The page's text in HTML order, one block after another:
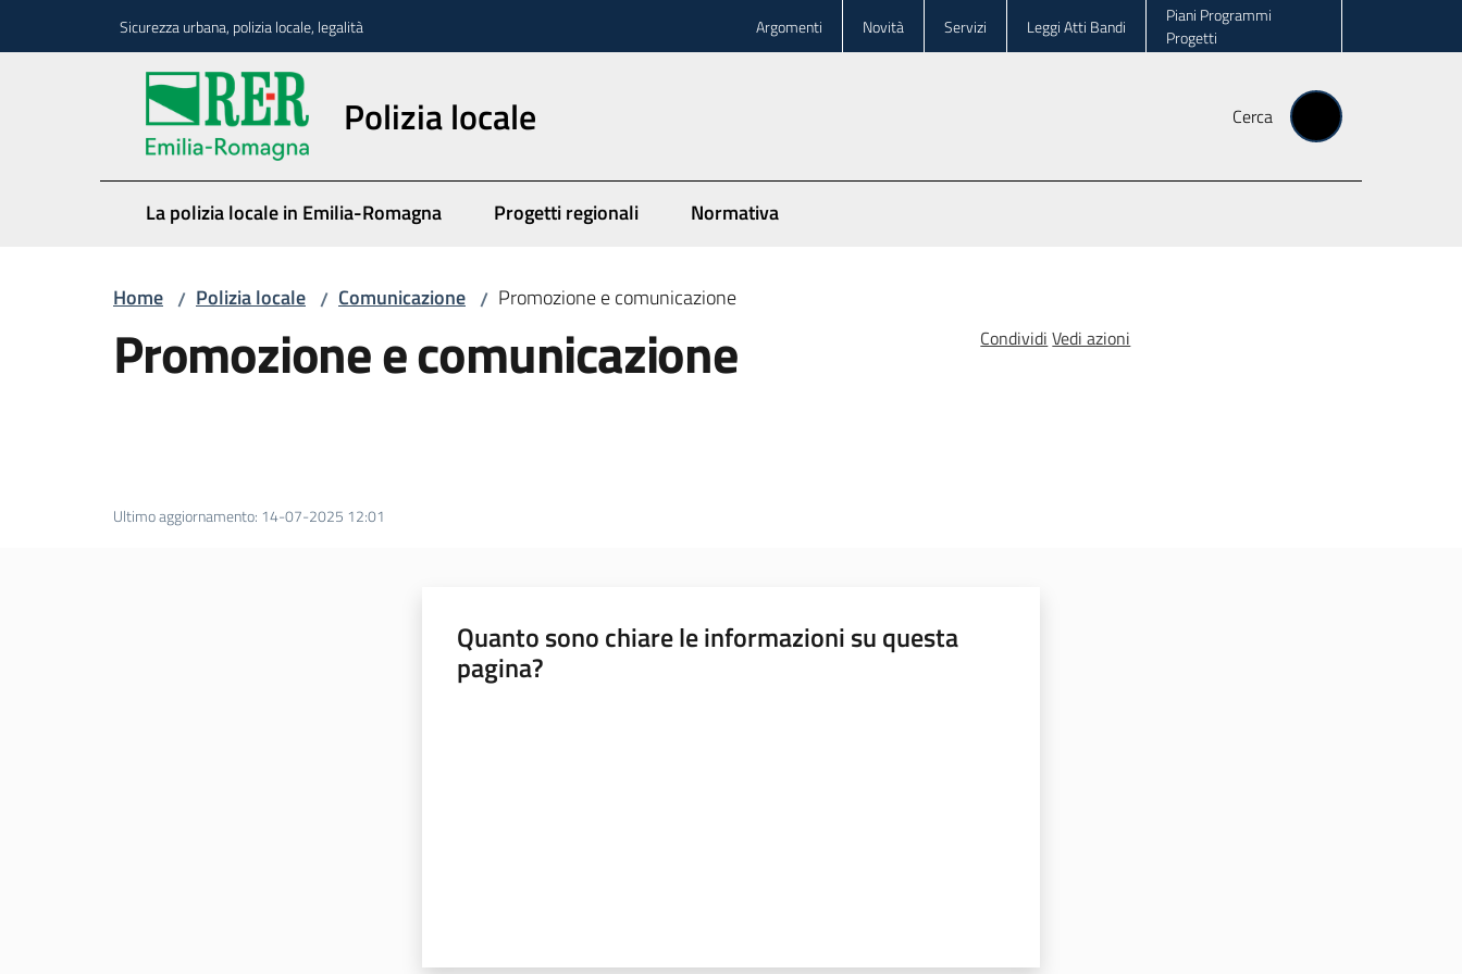
Sicurezza urbana, polizia locale, legalità Argomenti Novità Servizi Leggi Atti Bandi
Piani Programmi
Progetti
Polizia locale Cerca
La polizia locale in Emilia-Romagna Progetti regionali Normativa
Home / Polizia locale / Comunicazione / Promozione e comunicazione
Promozione e comunicazione Condividi Vedi azioni
Ultimo aggiornamento: 14-07-2025 12:01
Quanto sono chiare le informazioni su questa
pagina?